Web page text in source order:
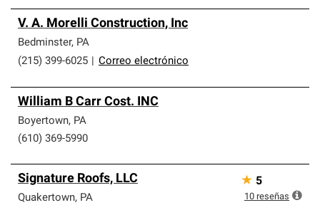
V. A. Morelli Construction, Inc
Bedminster, PA
(215) 399-6025
Correo electrónico
William B Carr Cost. INC
Boyertown, PA
(610) 369-5990
Signature Roofs, LLC
Quakertown, PA
★ 5
10 reseñas